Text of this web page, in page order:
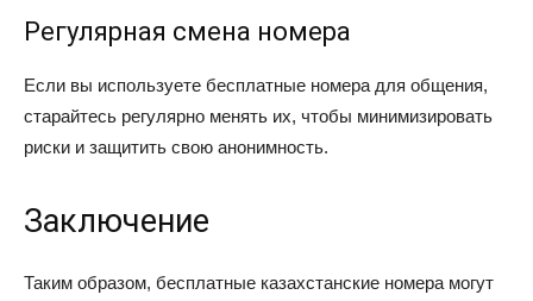
Регулярная смена номера
Если вы используете бесплатные номера для общения,
старайтесь регулярно менять их, чтобы минимизировать
риски и защитить свою анонимность.
Заключение
Таким образом, бесплатные казахстанские номера могут